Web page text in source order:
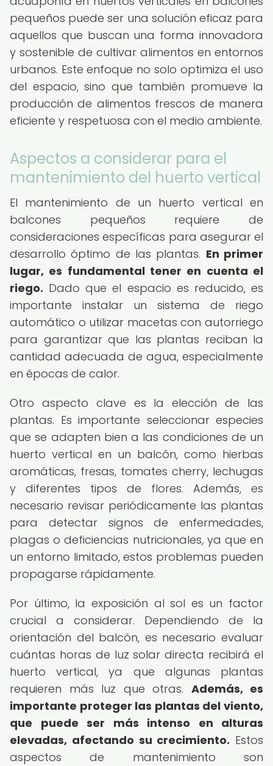
pequeños puede ser una solución eficaz para
aquellos que buscan una forma innovadora
y sostenible de cultivar alimentos en entornos
urbanos. Este enfoque no solo optimiza el uso
del espacio, sino que también promueve la
producción de alimentos frescos de manera
eficiente y respetuosa con el medio ambiente.
Aspectos a considerar para el
mantenimiento del huerto vertical
El mantenimiento de un huerto vertical en
balcones pequeños requiere de
consideraciones específicas para asegurar el
desarrollo óptimo de las plantas. En primer
lugar, es fundamental tener en cuenta el
riego. Dado que el espacio es reducido, es
importante instalar un sistema de riego
automático o utilizar macetas con autorriego
para garantizar que las plantas reciban la
cantidad adecuada de agua, especialmente
en épocas de calor.
Otro aspecto clave es la elección de las
plantas. Es importante seleccionar especies
que se adapten bien a las condiciones de un
huerto vertical en un balcón, como hierbas
aromáticas, fresas, tomates cherry, lechugas
y diferentes tipos de flores. Además, es
necesario revisar periódicamente las plantas
para detectar signos de enfermedades,
plagas o deficiencias nutricionales, ya que en
un entorno limitado, estos problemas pueden
propagarse rápidamente.
Por último, la exposición al sol es un factor
crucial a considerar. Dependiendo de la
orientación del balcón, es necesario evaluar
cuántas horas de luz solar directa recibirá el
huerto vertical, ya que algunas plantas
requieren más luz que otras. Además, es
importante proteger las plantas del viento,
que puede ser más intenso en alturas
elevadas, afectando su crecimiento. Estos
aspectos de mantenimiento son